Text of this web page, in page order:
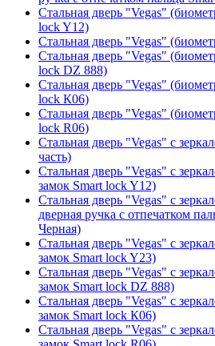
Стальная дверь "Vegas"
lock Y12)
Стальная дверь "Vegas"
Стальная дверь "Vegas"
lock DZ 888)
Стальная дверь "Vegas"
lock К06)
Стальная дверь "Vegas"
lock R06)
Стальная дверь "Vegas" с
часть)
Стальная дверь "Vegas" с
замок Smart lock Y12)
Стальная дверь "Vegas" с
дверная ручка с отпечатком
Черная)
Стальная дверь "Vegas" с
замок Smart lock Y23)
Стальная дверь "Vegas" с
замок Smart lock DZ 888)
Стальная дверь "Vegas" с
замок Smart lock К06)
Стальная дверь "Vegas" с